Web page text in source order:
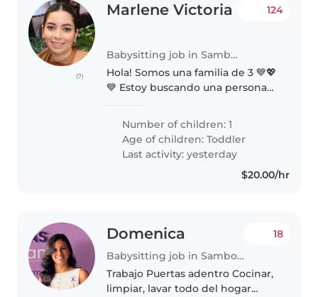
(7)
Marlene Victoria
Babysitting job in Samborondón
124
Hola! Somos una familia de 3 💙💖
💙 Estoy buscando una persona
con los bebés , para cuidado de
un niño de 1 año. Dos fines de
semana al mes (Viernes,..
Number of children: 1
Age of children:Toddler
Last activity: yesterday
$20.00/hr
Domenica
Babysitting job in Samborondón
18
Trabajo Puertas adentro Cocinar,
limpiar, lavar todo del hogar